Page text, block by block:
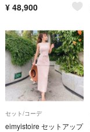
¥ 48,900
セット/コーデ
eimyistoire セットアップ